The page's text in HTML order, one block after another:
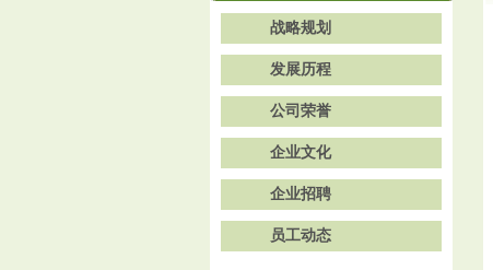
战略规划
发展历程
公司荣誉
企业文化
企业招聘
员工动态